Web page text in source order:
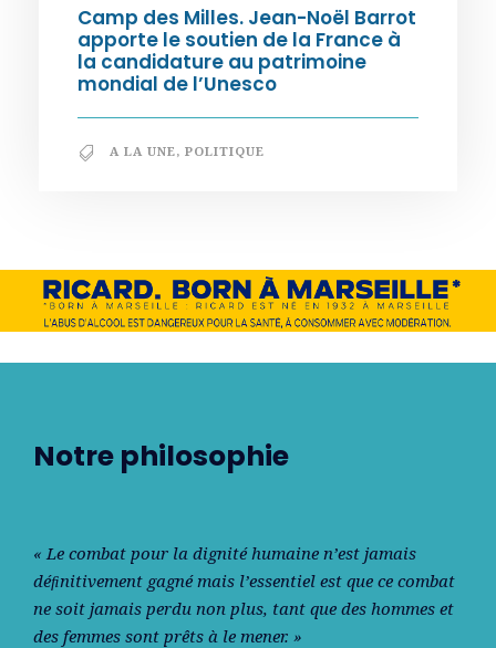
Camp des Milles. Jean-Noël Barrot
apporte le soutien de la France à
la candidature au patrimoine
mondial de l’Unesco
A LA UNE, POLITIQUE
Notre philosophie
« Le combat pour la dignité humaine n’est jamais
déﬁnitivement gagné mais l’essentiel est que ce combat
ne soit jamais perdu non plus, tant que des hommes et
des femmes sont prêts à le mener. »